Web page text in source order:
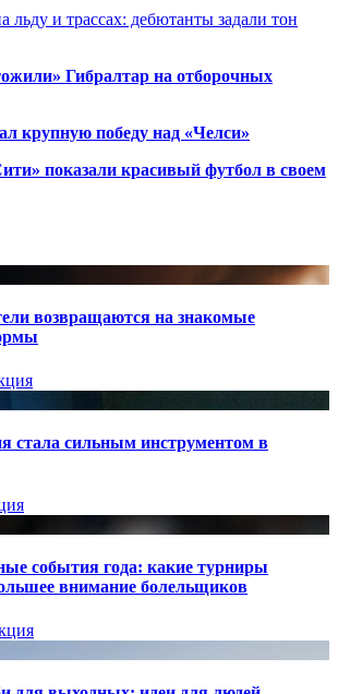
льду и трассах: дебютанты задали тон
Гибралтар на отборочных
крупную победу над «Челси»
показали красивый футбол в своем
возвращаются на знакомые
стала сильным инструментом в
события года: какие турниры
внимание болельщиков